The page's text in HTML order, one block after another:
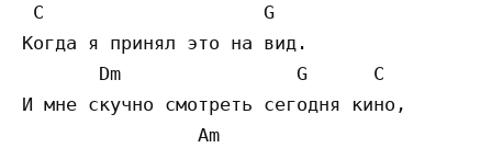
C                    G
Когда я принял это на вид.
       Dm                G      C
И мне скучно смотреть сегодня кино,
                Am